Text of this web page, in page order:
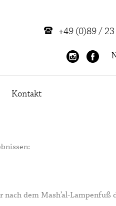
+49 (0)89 /
Kontakt
dem Mash’al-Lampenfuß